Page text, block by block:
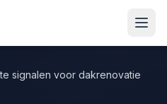
signalen voor dakrenovatie